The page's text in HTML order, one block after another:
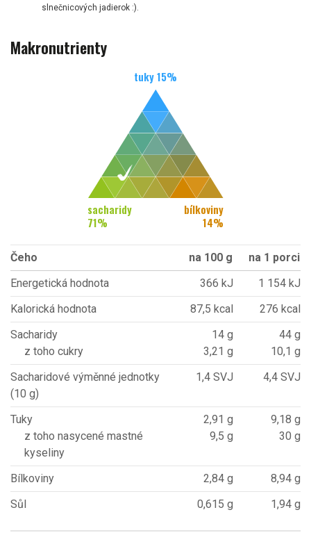
slnečnicových jadierok :).
Makronutrienty
tuky15%
sacharidy
71%
bílkoviny
14%
Čeho na 100 g
na 1 porci
Energetická hodnota
366 kJ
1 154 kJ
Kalorická hodnota
87,5 kcal
276 kcal
Sacharidy
z toho cukry
14 g
3,21 g
44 g
10,1 g
Sacharidové výměnné jednotky
(10 g)
1,4 SVJ 4,4 SVJ
Tuky
z toho nasycené mastné
kyseliny
2,91 g
9,5 g
9,18 g
30 g
Bílkoviny 2,84 g
8,94 g
Sůl
0,615 g 1,94 g